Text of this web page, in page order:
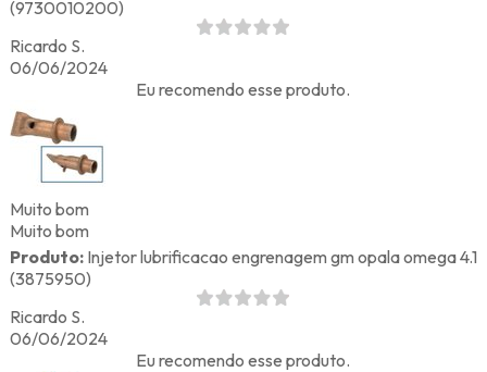
(9730010200)
Ricardo S.
06/06/2024
Eu recomendo esse produto.
Muito bom
Muito bom
Produto:Injetor lubrificacao engrenagem gm opala omega 4.1
(3875950)
Ricardo S.
06/06/2024
Eu recomendo esse produto.